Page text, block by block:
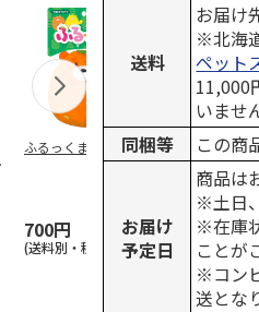
ふるっくま みかん
700円
(送料別・税込)
デオトイレ 飛
らない消臭・
ンド 4L
1,320円
(送料別・税込)
送料
お届け
※北海
ペット
11,000
いませ
同梱等
この商
お届け
予定日
商品は
※土日
※在庫
ことが
※コン
送とな